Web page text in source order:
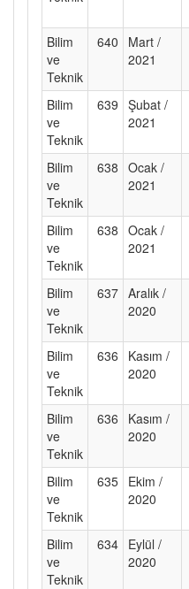
Bilim
ve
Teknik
640
Mart /
2021
Bilim
ve
Teknik
639 Şubat /
2021
Bilim
ve
Teknik
638 Ocak /
2021
Bilim
ve
Teknik
638 Ocak /
2021
Bilim
ve
Teknik
637 Aralık /
2020
Bilim
ve
Teknik
636
Kasım /
2020
Bilim
ve
Teknik
636
Kasım /
2020
Bilim
ve
Teknik
635 Ekim /
2020
Bilim
ve
Teknik
634 Eylül /
2020